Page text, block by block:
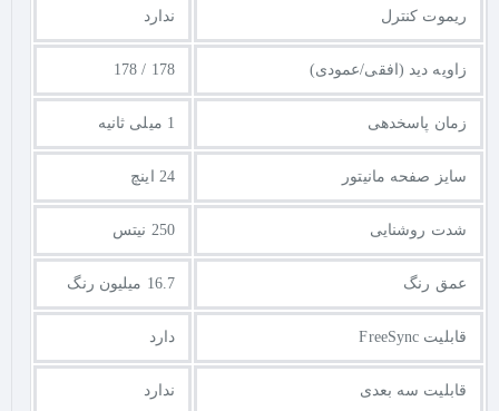
ریموت کنترل ندارد
زاویه دید (افقی/عمودی) 178 / 178
زمان پاسخدهی 1 میلی ثانیه
سایز صفحه مانیتور 24 اینچ
شدت روشنایی 250 نیتس
عمق رنگ 16.7 میلیون رنگ
قابلیت FreeSync دارد
قابلیت سه بعدی ندارد